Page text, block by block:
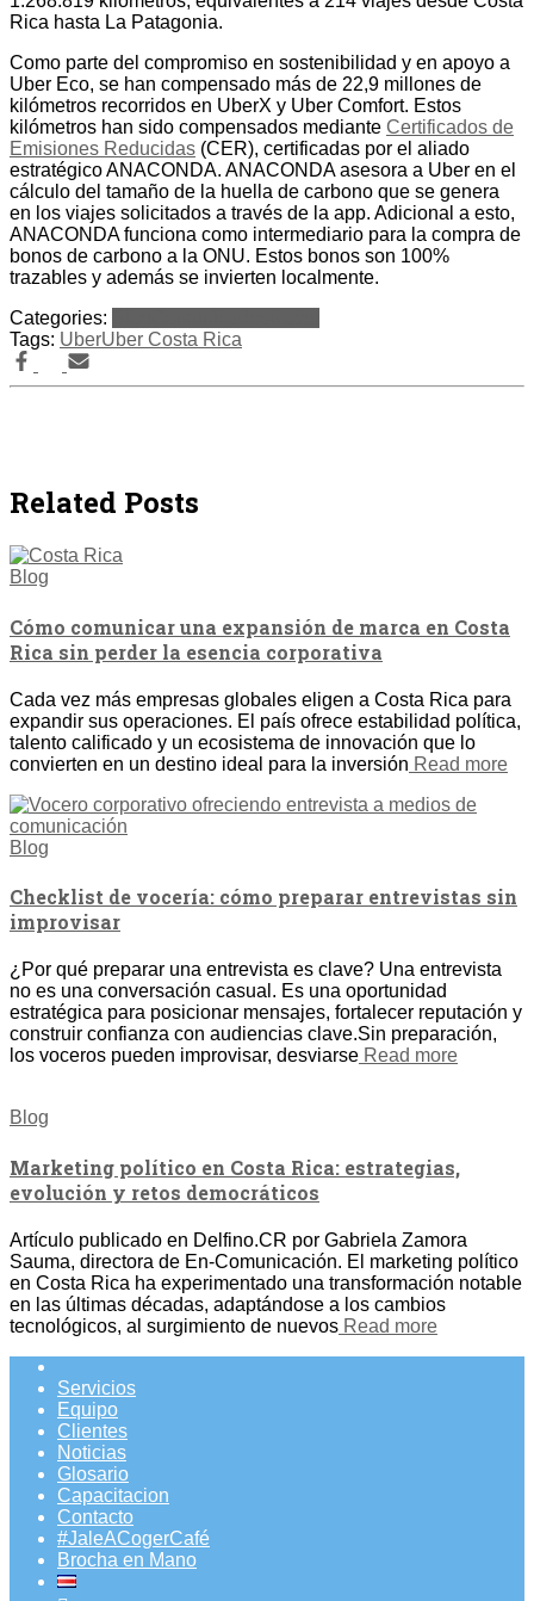
Rica hasta La Patagonia.
Como parte del compromiso en sostenibilidad y en apoyo a
Uber Eco, se han compensado más de 22,9 millones de
kilómetros recorridos en UberX y Uber Comfort. Estos
kilómetros han sido compensados mediante Certificados de
Emisiones Reducidas (CER), certificadas por el aliado
estratégico ANACONDA. ANACONDA asesora a Uber en el
cálculo del tamaño de la huella de carbono que se genera
en los viajes solicitados a través de la app. Adicional a esto,
ANACONDA funciona como intermediario para la compra de
bonos de carbono a la ONU. Estos bonos son 100%
trazables y además se invierten localmente.
Categories:
Tags: UberUber Costa Rica
Related Posts
Blog
Cómo comunicar una expansión de marca en Costa
Rica sin perder la esencia corporativa
Cada vez más empresas globales eligen a Costa Rica para
expandir sus operaciones. El país ofrece estabilidad política,
talento calificado y un ecosistema de innovación que lo
convierten en un destino ideal para la inversión Read more
Blog
Checklist de vocería: cómo preparar entrevistas sin
improvisar
¿Por qué preparar una entrevista es clave? Una entrevista
no es una conversación casual. Es una oportunidad
estratégica para posicionar mensajes, fortalecer reputación y
construir confianza con audiencias clave.Sin preparación,
los voceros pueden improvisar, desviarse Read more
Blog
Marketing político en Costa Rica: estrategias,
evolución y retos democráticos
Artículo publicado en Delfino.CR por Gabriela Zamora
Sauma, directora de En-Comunicación. El marketing político
en Costa Rica ha experimentado una transformación notable
en las últimas décadas, adaptándose a los cambios
tecnológicos, al surgimiento de nuevos Read more
Servicios
Equipo
Clientes
Noticias
Glosario
Capacitacion
Contacto
#JaleACogerCafé
Brocha en Mano